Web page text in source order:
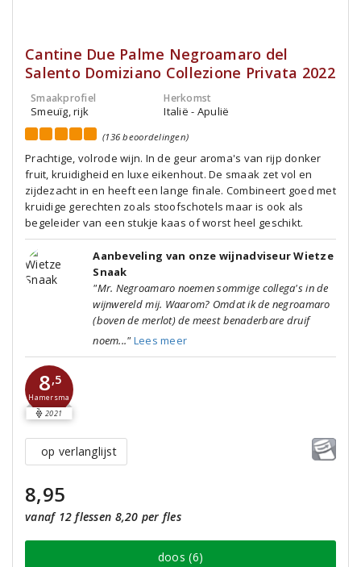
Cantine Due Palme Negroamaro del
Salento Domiziano Collezione Privata 2022
Smaakprofiel
Smeuïg, rijk
Herkomst
Italië - Apulië
(136 beoordelingen)
Prachtige, volrode wijn. In de geur aroma's van rijp donker
fruit, kruidigheid en luxe eikenhout. De smaak zet vol en
zijdezacht in en heeft een lange finale. Combineert goed met
kruidige gerechten zoals stoofschotels maar is ook als
begeleider van een stukje kaas of worst heel geschikt.
Aanbeveling van onze wijnadviseur Wietze
Snaak
"Mr. Negroamaro noemen sommige collega's in de
wijnwereld mij. Waarom? Omdat ik de negroamaro
(boven de merlot) de meest benaderbare druif
noem..." Lees meer
8,5
Hamersma
2021
op verlanglijst
8,95
vanaf 12 flessen 8,20 per fles
doos (6)